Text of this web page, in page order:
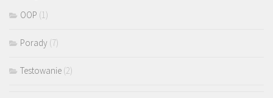
OOP (1)
Porady (7)
Testowanie (2)